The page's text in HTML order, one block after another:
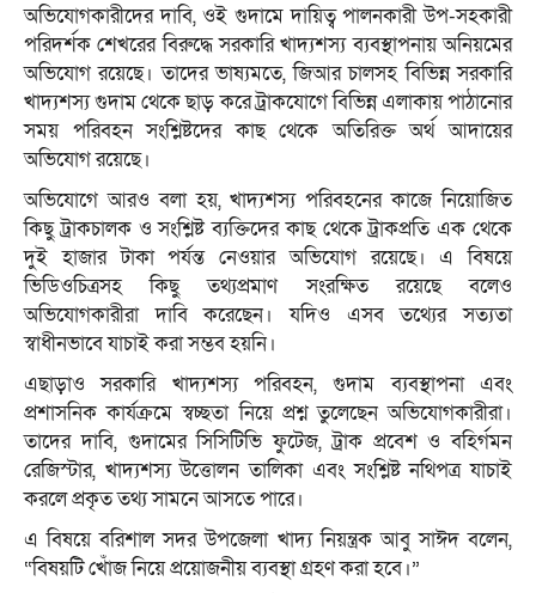
অভিযোগকারীদের দাবি, ওই গুদামে দায়িত্ব পালনকারী উপ-সহকারী
পরিদর্শক শেখরের বিরুদ্ধে সরকারি খাদ্যশস্য ব্যবস্থাপনায় অনিয়মের
অভিযোগ রয়েছে। তাদের ভাষ্যমতে, জিআর চালসহ বিভিন্ন সরকারি
খাদ্যশস্য গুদাম থেকে ছাড় করে ট্রাকযোগে বিভিন্ন এলাকায় পাঠানোর
সময় পরিবহন সংশ্লিষ্টদের কাছ থেকে অতিরিক্ত অর্থ আদায়ের
অভিযোগ রয়েছে।
অভিযোগে আরও বলা হয়, খাদ্যশস্য পরিবহনের কাজে নিয়োজিত
কিছু ট্রাকচালক ও সংশ্লিষ্ট ব্যক্তিদের কাছ থেকে ট্রাকপ্রতি এক থেকে
দুই হাজার টাকা পর্যন্ত নেওয়ার অভিযোগ রয়েছে। এ বিষয়ে
ভিডিওচিত্রসহ কিছু তথ্যপ্রমাণ সংরক্ষিত রয়েছে বলেও
অভিযোগকারীরা দাবি করেছেন। যদিও এসব তথ্যের সত্যতা
স্বাধীনভাবে যাচাই করা সম্ভব হয়নি।
এছাড়াও সরকারি খাদ্যশস্য পরিবহন, গুদাম ব্যবস্থাপনা এবং
প্রশাসনিক কার্যক্রমে স্বচ্ছতা নিয়ে প্রশ্ন তুলেছেন অভিযোগকারীরা।
তাদের দাবি, গুদামের সিসিটিভি ফুটেজ, ট্রাক প্রবেশ ও বহির্গমন
রেজিস্টার, খাদ্যশস্য উত্তোলন তালিকা এবং সংশ্লিষ্ট নথিপত্র যাচাই
করলে প্রকৃত তথ্য সামনে আসতে পারে।
এ বিষয়ে বরিশাল সদর উপজেলা খাদ্য নিয়ন্ত্রক আবু সাঈদ বলেন,
“বিষয়টি খোঁজ নিয়ে প্রয়োজনীয় ব্যবস্থা গ্রহণ করা হবে।”